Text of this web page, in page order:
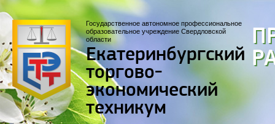
Государственное автономное профессиональное
образовательное учреждение Свердловской
области
Екатеринбургский
торгово-
экономический
техникум